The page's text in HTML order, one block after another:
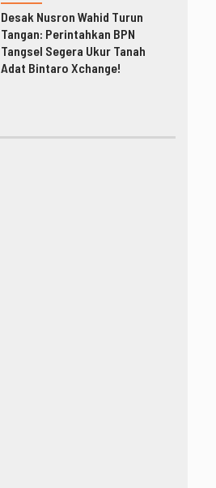
Desak Nusron Wahid Turun
Tangan: Perintahkan BPN
Tangsel Segera Ukur Tanah
Adat Bintaro Xchange!